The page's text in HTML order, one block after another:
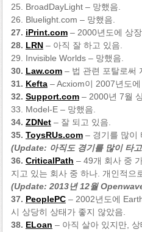
25. BroadDayLight – 망했음.
26. Bluelight.com – 망했음.
27. iPrint.com– 2000년도에 상
28. LRN – 아직 잘 하고 있음.
29. Invisible Worlds – 망했음.
30. Law.com– 법 관련 포탈로써
31. Kefta– Acxiom이 2007년도
32. Support.com– 2000년 7월
33. Model-E – 망했음.
34. ZDNet– 잘 되고 있음.
35. ToysRUs.com– 경기를 많이
(Update: 아직도 경기를 많이 타
36. CriticalPath – 49개 회사 중
지고 있는 회사 중 하나. 개인적으
(Update: 2013년 12월
37. PeoplePC– 2002년도에
시 상당히 상태가 좋지 않았음.
38. ELoan – 아직 살아 있지만,